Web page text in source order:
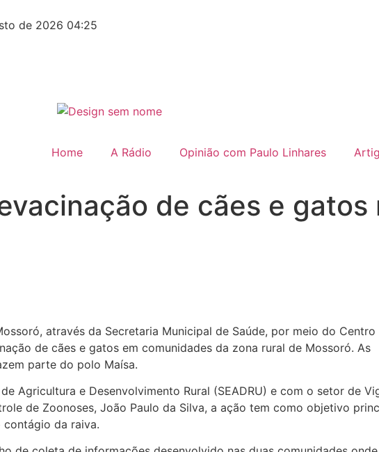
de 2026 04:25
Home A Rádio Opinião com Paulo Linhares
de cães e gatos
através da Secretaria Municipal de Saúde, por meio do Centro
de cães e gatos em comunidades da zona rural de Mossoró. As
parte do polo Maísa.
Agricultura e Desenvolvimento Rural (SEADRU) e com o setor de
de Zoonoses, João Paulo da Silva, a ação tem como objetivo
da raiva.